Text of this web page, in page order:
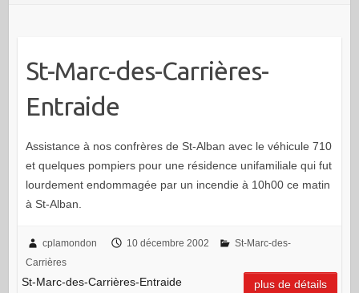
St-Marc-des-Carrières-
Entraide
Assistance à nos confrères de St-Alban avec le véhicule 710
et quelques pompiers pour une résidence unifamiliale qui fut
lourdement endommagée par un incendie à 10h00 ce matin
à St-Alban.
cplamondon 10 décembre 2002
St-Marc-des-
Carrières
St-Marc-des-Carrières-Entraide plus de détails